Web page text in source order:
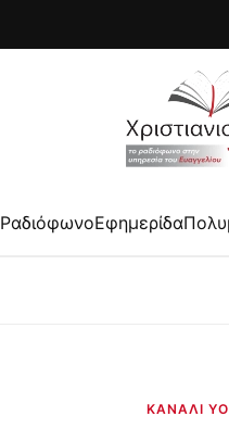
ΡαδιόφωνοΕφημερίδα
ΚΑΝΆΛΙ